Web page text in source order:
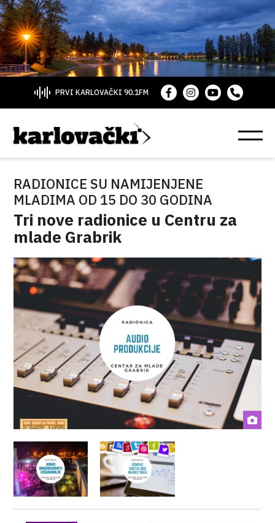
PRVI KARLOVAČKI 90.1FM
RADIONICE SU NAMIJENJENE
MLADIMA OD 15 DO 30 GODINA
Tri nove radionice u Centru za
mlade Grabrik